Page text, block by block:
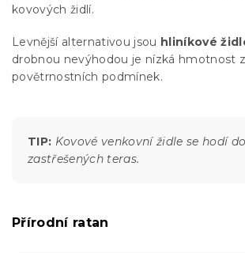
kovových židlí.
Levnější alternativou jsou hliníkové
drobnou nevýhodou je nízká hmotnost
povětrnostních podmínek.
TIP: Kovové venkovní židle se hodí
zastřešených teras.
Přírodní ratan